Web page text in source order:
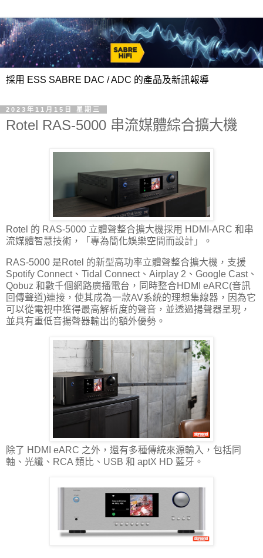
採用 ESS SABRE DAC / ADC 的產品及新訊報導
2023年11月15日 星期三
Rotel RAS-5000 串流媒體綜合擴大機
Rotel 的 RAS-5000 立體聲整合擴大機採用 HDMI-ARC 和串
流媒體智慧技術，「專為簡化娛樂空間而設計」。
RAS-5000 是Rotel 的新型高功率立體聲整合擴大機，支援
Spotify Connect、Tidal Connect、Airplay 2、Google Cast、
Qobuz 和數千個網路廣播電台，同時整合HDMI eARC(音訊
回傳聲道)連接，使其成為一款AV系統的理想集線器，因為它
可以從電視中獲得最高解析度的聲音，並透過揚聲器呈現，
並具有重低音揚聲器輸出的額外優勢。
除了 HDMI eARC 之外，還有多種傳統來源輸入，包括同
軸、光纖、RCA 類比、USB 和 aptX HD 藍牙。